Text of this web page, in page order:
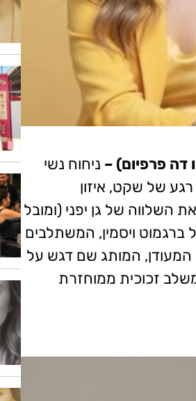
ניחוח נשי
של שקט, איזון
השלווה של גן יפני (ומובל
ברגמוט ויסמין, המשתלבים
המעודן, המותג שם דגש על
זכוכית ממוחזרת